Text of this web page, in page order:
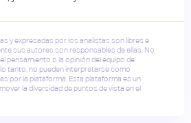
y expresadas por los analistas son libres e
sus autores son responsables de ellas. No
pensamiento o la opinión del equipo de
lo tanto, no pueden interpretarse como
por la plataforma. Esta plataforma es un
la diversidad de puntos de vista en el